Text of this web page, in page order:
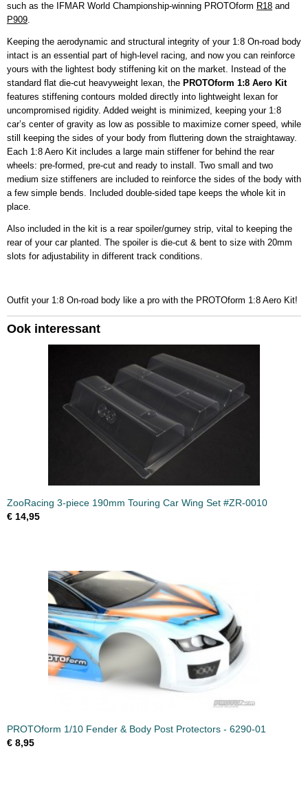
675118165899
Productcode leverancier
PRO1725-00
Bruto gewicht
0,10 Kg
such as the IFMAR World Championship-winning PROTOform R18 and
P909.
Keeping the aerodynamic and structural integrity of your 1:8 On-road body
intact is an essential part of high-level racing, and now you can reinforce
yours with the lightest body stiffening kit on the market. Instead of the
standard flat die-cut heavyweight lexan, the PROTOform 1:8 Aero Kit
features stiffening contours molded directly into lightweight lexan for
uncompromised rigidity. Added weight is minimized, keeping your 1:8
car’s center of gravity as low as possible to maximize corner speed, while
still keeping the sides of your body from fluttering down the straightaway.
Each 1:8 Aero Kit includes a large main stiffener for behind the rear
wheels: pre-formed, pre-cut and ready to install. Two small and two
medium size stiffeners are included to reinforce the sides of the body with
a few simple bends. Included double-sided tape keeps the whole kit in
place.
Also included in the kit is a rear spoiler/gurney strip, vital to keeping the
rear of your car planted. The spoiler is die-cut & bent to size with 20mm
slots for adjustability in different track conditions.
Outfit your 1:8 On-road body like a pro with the PROTOform 1:8 Aero Kit!
Ook interessant
ZooRacing 3-piece 190mm Touring Car Wing Set #ZR-0010
€ 14,95
PROTOform 1/10 Fender & Body Post Protectors - 6290-01
€ 8,95